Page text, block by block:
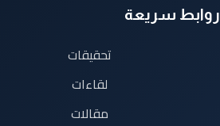
روابط سريعة
تحقيقات
لقاءات
مقالات